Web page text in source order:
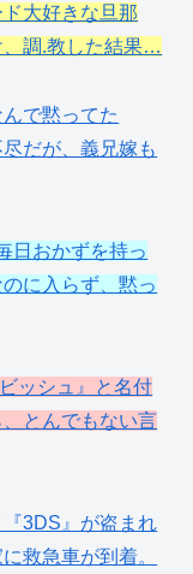
大好きな旦那
、調.教した結果…
んで黙ってた
だが、義兄嫁も
日おかずを持っ
に入らず、黙っ
ッシュ』と名付
とんでもない言
『3DS』が盗まれ
救急車が到着。